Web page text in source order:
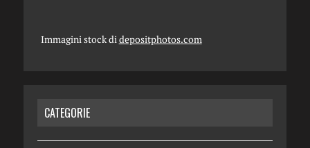
Immagini stock didepositphotos.com
CATEGORIE